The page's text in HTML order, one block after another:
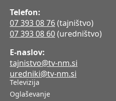
Telefon:
07 393 08 76(tajništvo)
07 393 08 60(uredništvo)
E-naslov:
tajnistvo@tv-nm.si
uredniki@tv-nm.si
Televizija
Oglaševanje